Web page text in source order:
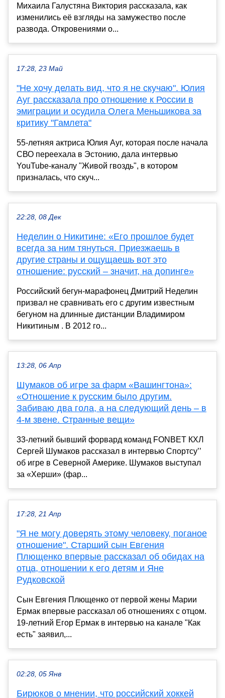
Михаила Галустяна Виктория рассказала, как
изменились её взгляды на замужество после
развода. Откровениями о...
17:28, 23 Май
"Не хочу делать вид, что я не скучаю". Юлия
Ауг рассказала про отношение к России в
эмиграции и осудила Олега Меньшикова за
критику "Гамлета"
55-летняя актриса Юлия Ауг, которая после начала
СВО переехала в Эстонию, дала интервью
YouTube-каналу "Живой гвоздь", в котором
призналась, что скуч...
22:28, 08 Дек
Неделин о Никитине: «Его прошлое будет
всегда за ним тянуться. Приезжаешь в
другие страны и ощущаешь вот это
отношение: русский – значит, на допинге»
Российский бегун-марафонец Дмитрий Неделин
призвал не сравнивать его с другим известным
бегуном на длинные дистанции Владимиром
Никитиным . В 2012 го...
13:28, 06 Апр
Шумаков об игре за фарм «Вашингтона»:
«Отношение к русским было другим.
Забиваю два гола, а на следующий день – в
4-м звене. Странные вещи»
33-летний бывший форвард команд FONBET КХЛ
Сергей Шумаков рассказал в интервью Спортсу’’
об игре в Северной Америке. Шумаков выступал
за «Херши» (фар...
17:28, 21 Апр
"Я не могу доверять этому человеку, поганое
отношение". Старший сын Евгения
Плющенко впервые рассказал об обидах на
отца, отношении к его детям и Яне
Рудковской
Сын Евгения Плющенко от первой жены Марии
Ермак впервые рассказал об отношениях с отцом.
19-летний Егор Ермак в интервью на канале "Как
есть" заявил,...
02:28, 05 Янв
Бирюков о мнении, что российский хоккей